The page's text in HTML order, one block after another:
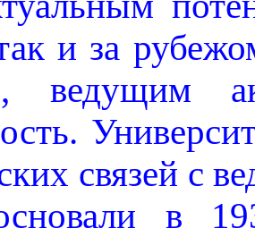
и за
ведущим
связей с
в